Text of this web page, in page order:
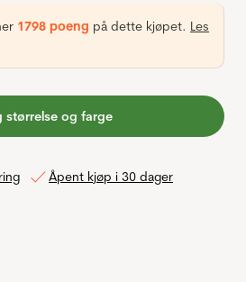
1798 poeng på dette kjøpet. Les
størrelse og farge
Åpent kjøp i 30 dager